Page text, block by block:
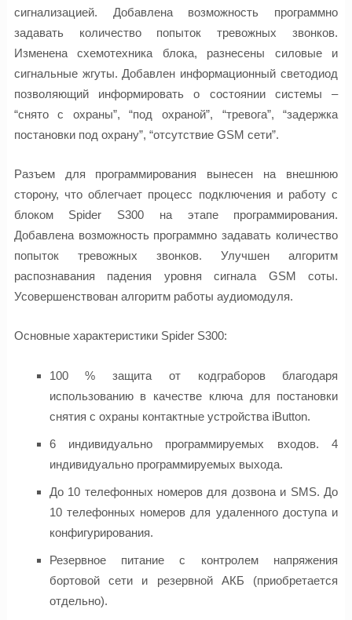
сигнализацией. Добавлена возможность программно
задавать количество попыток тревожных звонков.
Изменена схемотехника блока, разнесены силовые и
сигнальные жгуты. Добавлен информационный светодиод
позволяющий информировать о состоянии системы –
“снято с охраны”, “под охраной”, “тревога”, “задержка
постановки под охрану”, “отсутствие GSM сети”.
Разъем для программирования вынесен на внешнюю
сторону, что облегчает процесс подключения и работу с
блоком Spider S300 на этапе программирования.
Добавлена возможность программно задавать количество
попыток тревожных звонков. Улучшен алгоритм
распознавания падения уровня сигнала GSM соты.
Усовершенствован алгоритм работы аудиомодуля.
Основные характеристики Spider S300:
100 % защита от кодграборов благодаря
использованию в качестве ключа для постановки
снятия с охраны контактные устройства iButton.
6 индивидуально программируемых входов. 4
индивидуально программируемых выхода.
До 10 телефонных номеров для дозвона и SMS. До
10 телефонных номеров для удаленного доступа и
конфигурирования.
Резервное питание с контролем напряжения
бортовой сети и резервной АКБ (приобретается
отдельно).